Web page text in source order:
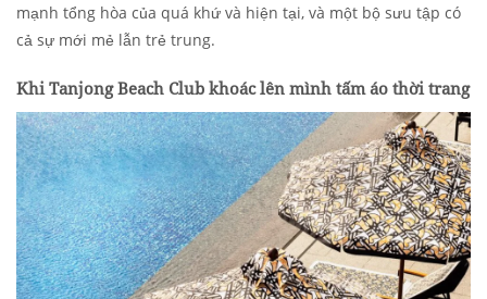
mạnh tổng hòa của quá khứ và hiện tại, và một bộ sưu tập có
cả sự mới mẻ lẫn trẻ trung.
Khi Tanjong Beach Club khoác lên mình tấm áo thời trang